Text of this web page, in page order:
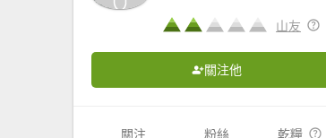
山友
關注他
關注 粉絲 乾糧